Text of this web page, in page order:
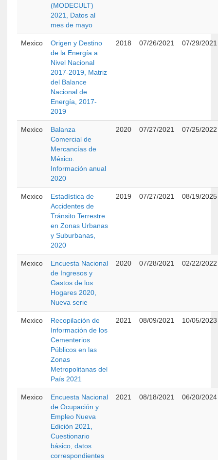
(MODECULT)
2021, Datos al
mes de mayo
Mexico
Origen y Destino
de la Energía a
Nivel Nacional
2017-2019, Matriz
del Balance
Nacional de
Energía, 2017-
2019
2018 07/26/2021 07/29/2021
Mexico
Balanza
Comercial de
Mercancías de
México.
Información anual
2020
2020 07/27/2021 07/25/2022
Mexico
Estadística de
Accidentes de
Tránsito Terrestre
en Zonas Urbanas
y Suburbanas,
2020
2019 07/27/2021 08/19/2025
Mexico
Encuesta Nacional
de Ingresos y
Gastos de los
Hogares 2020,
Nueva serie
2020 07/28/2021 02/22/2022
Mexico
Recopilación de
Información de los
Cementerios
Públicos en las
Zonas
Metropolitanas del
País 2021
2021 08/09/2021 10/05/2023
Mexico
Encuesta Nacional
de Ocupación y
Empleo Nueva
Edición 2021,
Cuestionario
básico, datos
correspondientes
2021 08/18/2021 06/20/2024